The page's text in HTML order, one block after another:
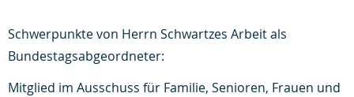
Schwerpunkte von Herrn Schwartzes Arbeit als
Bundestagsabgeordneter:
Mitglied im Ausschuss für Familie, Senioren, Frauen und